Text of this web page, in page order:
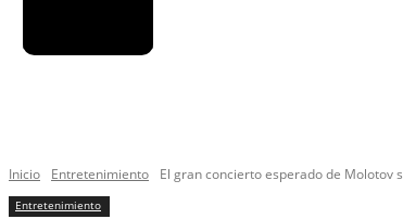
Inicio Entretenimiento El gran concierto esperado de Molotov
Entretenimiento